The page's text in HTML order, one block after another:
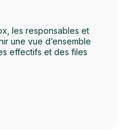
les responsables et
une vue d’ensemble
effectifs et des files